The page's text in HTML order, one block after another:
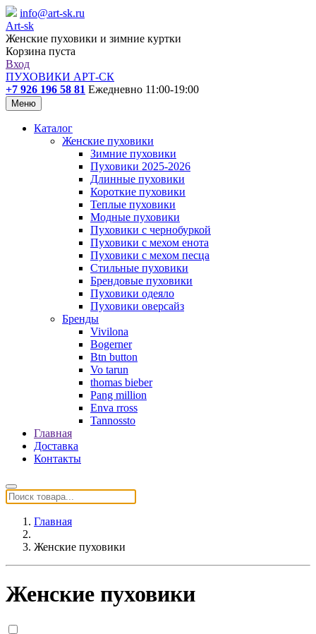
info@art-sk.ru
Art-sk
Женские пуховики и зимние куртки
Корзина пуста
Вход
ПУХОВИКИ АРТ-СК
+7 926 196 58 81 Ежедневно 11:00-19:00
Меню
Каталог
Женские пуховики
Зимние пуховики
Пуховики 2025-2026
Длинные пуховики
Короткие пуховики
Теплые пуховики
Модные пуховики
Пуховики с чернобуркой
Пуховики с мехом енота
Пуховики с мехом песца
Стильные пуховики
Брендовые пуховики
Пуховики одеяло
Пуховики оверсайз
Бренды
Vivilona
Bogerner
Btn button
Vo tarun
thomas bieber
Pang million
Enva rross
Tannossto
Главная
Доставка
Контакты
Главная
Женские пуховики
Женские пуховики